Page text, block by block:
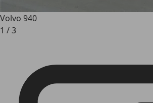
Volvo 940
1 /3